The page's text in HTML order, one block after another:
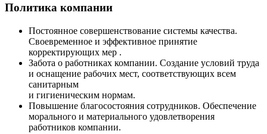
Политика компании
Постоянное совершенствование системы качества.
Своевременное и эффективное принятие
корректирующих мер .
Забота о работниках компании. Создание условий труда
и оснащение рабочих мест, соответствующих всем
санитарным
и гигиеническим нормам.
Повышение благосостояния сотрудников. Обеспечение
морального и материального удовлетворения
работников компании.